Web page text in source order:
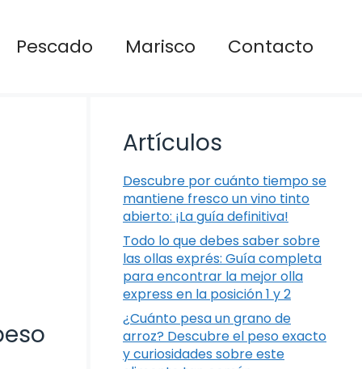
Pescado Marisco Contacto
Artículos
Descubre por cuánto tiempo se
mantiene fresco un vino tinto
abierto: ¡La guía definitiva!
Todo lo que debes saber sobre
las ollas exprés: Guía completa
para encontrar la mejor olla
express en la posición 1 y 2
¿Cuánto pesa un grano de
arroz? Descubre el peso exacto
y curiosidades sobre este